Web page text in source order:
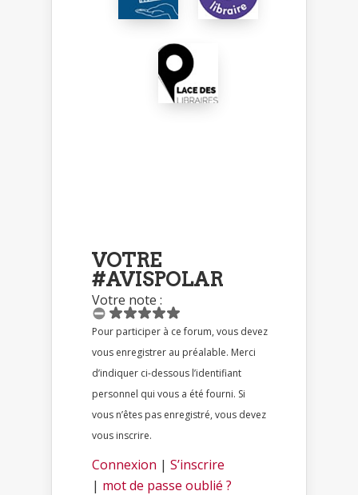
VOTRE
#AVISPOLAR
Votre note :
Pour participer à ce forum, vous devez
vous enregistrer au préalable. Merci
d’indiquer ci-dessous l’identifiant
personnel qui vous a été fourni. Si
vous n’êtes pas enregistré, vous devez
vous inscrire.
Connexion | S’inscrire
| mot de passe oublié ?